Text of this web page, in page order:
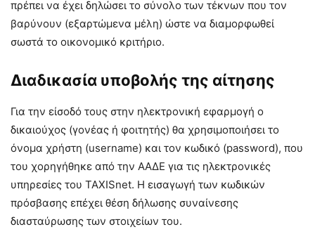
πρέπει να έχει δηλώσει το σύνολο των τέκνων που τον
βαρύνουν (εξαρτώμενα μέλη) ώστε να διαμορφωθεί
σωστά το οικονομικό κριτήριο.
Διαδικασία υποβολής της αίτησης
Για την είσοδό τους στην ηλεκτρονική εφαρμογή ο
δικαιούχος (γονέας ή φοιτητής) θα χρησιμοποιήσει το
όνομα χρήστη (username) και τον κωδικό (password), που
του χορηγήθηκε από την ΑΑΔΕ για τις ηλεκτρονικές
υπηρεσίες του TAXISnet. Η εισαγωγή των κωδικών
πρόσβασης επέχει θέση δήλωσης συναίνεσης
διασταύρωσης των στοιχείων του.